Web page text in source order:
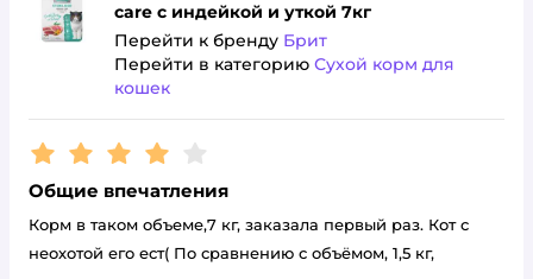
care с индейкой и уткой 7кг
Перейти к бренду Брит
Перейти в категорию Сухой корм для
кошек
Рейтинг:4
Общие впечатления
Корм в таком объеме,7 кг, заказала первый раз. Кот с
неохотой его ест( По сравнению с объёмом, 1,5 кг,